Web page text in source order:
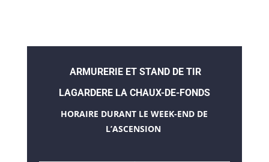
ARMURERIE ET STAND DE TIR
LAGARDERE LA CHAUX-DE-FONDS
HORAIRE DURANT LE WEEK-END DE
L’ASCENSION